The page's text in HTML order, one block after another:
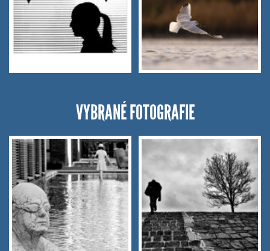
VYBRANÉ FOTOGRAFIE